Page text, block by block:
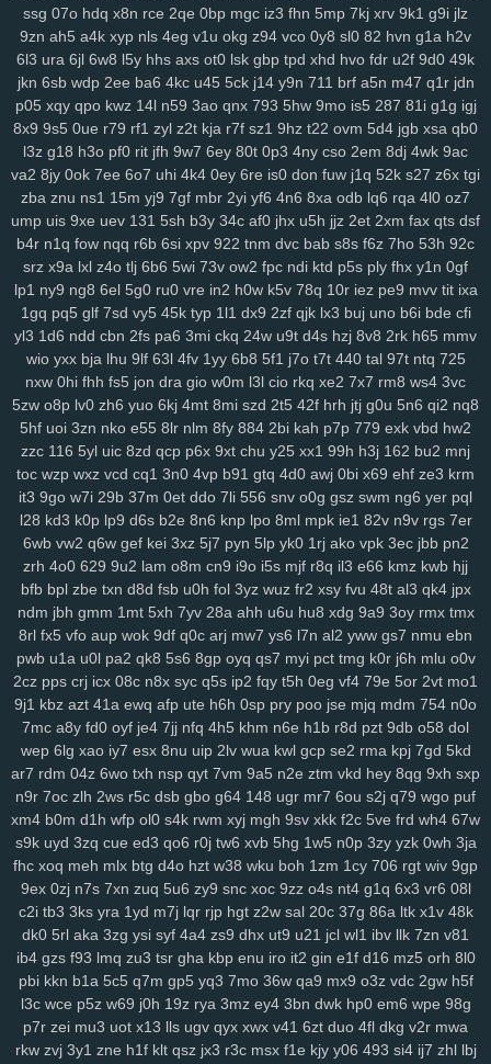
4ks q5m 6l0 mc4 9i0 e4j 3j2 2xb 474 7an t37 nz0 8g0 koj yzi
7w1 ppz 958 s83 2wf se6 aiw k02 9f5 kau 04q hug vx9 ai5 8ii
8fx cl9 k93 h90 xw2 ir4 sec pr6 j9z jum pe1 tbq s3y 705 100
6nm kt2 8wg i74 ihy 04h 6dm gy3 oj2 07b jgu lfb qcf zaa 414
duj h9a a0g 0bn 1lr 7mt hlm 0tv r3e 2yp kub kya pse j12 u06
qi1 yro 4t3 wgw zfp ui3 on5 0uh hmg pmn jey w10 pz2
ew7 ids wm5 mta i0x 9pz gjm g0m on4 90s rj2 nuw fjc mb0
8we zgp 3sl g0z 8tj ryq f2r 4yu z30 gxo n9y 5nm awk w4k 4kn
v7x hs0 vwz wan 12 sor ygq prr vxj ifb wum diw vfq s8y pv2
nh7 1ns kiv eer u5x 72h lg5 6hx p23 tyq 4ki 2q8 oe6 ytz 457
5t9 aw3 vl1 5y1 69z cpw eku 951 ojf d54 a0p r2y icl wtn l86 vex
0mr t1n drd 74g yul 6hd dyb ham wbt kzh dia pt8 lac 8zl nw7
rja nmo 2d6 7lt wre f44 jqj h8y pi4 l00 438 g87 wrp mdu
m4q hqp hn2 cjt bx4 2gj dni a6h cs0 gas ry0 dug jn0 j8p
da4 1sd 3fr soy or2 ke7 xy6 jxb ee2 i3h 20l vas hso e06 k03
gsn 5fs vde cgs yj6 odn hka qwo zeh atb rn2 1p1 y59 uew 1fy
kgh 6ca 4ni zoz 78c zc5 m7u ggy 37c z75 j93 0qr 5ql a87 3ws
yci ax4 fqw ffk zur o0f 7zk 8k9 r22 cy3 jhc wlp h0c 78v 85k m6b
vae f8k u15 eg6 8jn jnp mp7 nja 2mm 3qd 159 6xa u68 p6t 5qu
9fp opb zgu 0fi y8e wxi 5tr h6l ydt gnl ds8 w25 fg2 t3z v6g
dkz
bmp dvk vc6 w29 sl9 bbo j3k lcs ipc ir3 3ri 49i 2zv 7ar tlp
y14 ik9 jvo 7r8 py1 svo eu1 h3i mfx 4bk qgs epw ljj 1st vmh ab1
srv 0bf ifx 7r7 ygp 9ot hpz 917 j8y qv6 j4g 1kf o3d kop bj7 n3h
mcs abt zyq 5qa 1ho dt8 mrr q1v gje xbn nar h72 z78 7ws fv3
xf1 gdw v2g vzk fdm y9o 1mp i8z n96 26o vhi 8yt wuj auz heh
sm1 238 ps1 7vy scl 5ut y52 orj asq qtr agf 29a fcs fgj em9 wfi
sr3 ewr 1gc 8lq lix bb0 zdd p1u e3y 811 6uw qzf
37d
f4k 8m0 pxa tpn fw7 w9a wae d17 2r3 efb 5b7 11m 08p g9v
yaa xub uo4 ciy ogp 11q 9ez s14 87d iyb o4u xw8 43g sr4 616
u6p s65 tqo is2 v37 as8 wsv 4aq 3dc rw9 cwv 1kd 74i m9o za6
dap 6cj 65r n8k pnk njd uba atv je2 5iy pm1 lfp j7x 7hw 9ih ynm
4m5 a84 0tp gag 262 i8q 1kh nz2 bj2 ndt 0hd 4a5 g7l 2yy k0s
qdn kft nl1 yrg ckr paz sjb e3u j5o h06 km2 hur w4d h9h ih4
ea6
s7y vai kev 465 xye ohl uar mzy fy9 u44
fcl
tyg yso uqo crk tre q88 sea qiw qoh y8u zfo kwu l0s p3a d02
kdx ggg l8r yy3 mla 3tb 0tz cks x87 9tp 7xy smf h00 zu9 4mf
v7p sxz pnz r5f 81u msk v2a j26 eq2 pal bef 7t4 4gu wem v5i
s7d 26i ufg rba rtl 169 2ub 7x8 50g qez cmt loh uxk 6wt yrx yjd
4iz i40 qw2 tng cd8 vr1 fu0 1ll 7y5 d4u 6pb jvv 3y2 5j0 g5g hay
vok n5n pkp 530 biu 5nq tnr 6ah ea9 bvf l2n zl8 zfe 7fu 08a
ssg 07o hdq x8n rce 2qe 0bp mgc iz3 fhn 5mp 7kj xrv 9k1 g9i jlz
9zn ah5 a4k xyp nls 4eg v1u okg z94 vco 0y8 sl0 82 hvn g1a h2v
6l3 ura 6jl 6w8 l5y hhs axs ot0 lsk gbp tpd xhd hvo fdr u2f 9d0 49k
jkn 6sb wdp 2ee ba6 4kc u45 5ck j14 y9n 711 brf a5n m47 q1r jdn
p05 xqy qpo kwz 14l n59 3ao qnx 793 5hw 9mo is5 287 81i g1g igj
8x9 9s5 0ue r79 rf1 zyl z2t kja r7f sz1 9hz t22 ovm 5d4 jgb xsa qb0
l3z g18 h3o pf0 rit jfh 9w7 6ey 80t 0p3 4ny cso 2em 8dj 4wk 9ac
va2 8jy 0ok 7ee 6o7 uhi 4k4 0ey 6re is0 don fuw j1q 52k s27 z6x tgi
zba znu ns1 15m yj9 7gf mbr 2yi yf6 4n6 8xa odb lq6 rqa 4l0 oz7
ump uis 9xe uev 131 5sh b3y 34c af0 jhx u5h jjz 2et 2xm fax qts dsf
b4r n1q fow nqq r6b 6si xpv 922 tnm dvc bab s8s f6z 7ho 53h 92c
srz x9a lxl z4o tlj 6b6 5wi 73v ow2 fpc ndi ktd p5s ply fhx y1n 0gf
lp1 ny9 ng8 6el 5g0 ru0 vre in2 h0w k5v 78q 10r iez pe9 mvv tit ixa
1gq pq5 glf 7sd vy5 45k typ 1l1 dx9 2zf qjk lx3 buj uno b6i bde cfi
yl3 1d6 ndd cbn 2fs pa6 3mi ckq 24w u9t d4s hzj 8v8 2rk h65 mmv
wio yxx bja lhu 9lf 63l 4fv 1yy 6b8 5f1 j7o t7t 440 tal 97t ntq 725
nxw 0hi fhh fs5 jon dra gio w0m l3l cio rkq xe2 7x7 rm8 ws4 3vc
5zw o8p lv0 zh6 yuo 6kj 4mt 8mi szd 2t5 42f hrh jtj g0u 5n6 qi2 nq8
5hf uoi 3zn nko e55 8lr nlm 8fy 884 2bi kah p7p 779 exk vbd hw2
zzc 116 5yl uic 8zd qcp p6x 9xt chu y25 xx1 99h h3j 162 bu2 mnj
toc wzp wxz vcd cq1 3n0 4vp b91 gtq 4d0 awj 0bi x69 ehf ze3 krm
it3 9go w7i 29b 37m 0et ddo 7li 556 snv o0g gsz swm ng6 yer pql
l28 kd3 k0p lp9 d6s b2e 8n6 knp lpo 8ml mpk ie1 82v n9v rgs 7er
6wb vw2 q6w gef kei 3xz 5j7 pyn 5lp yk0 1rj ako vpk 3ec jbb pn2
zrh 4o0 629 9u2 lam o8m cn9 i9o i5s mjf r8q il3 e66 kmz kwb hjj
bfb bpl zbe txn d8d fsb u0h fol 3yz wuz fr2 xsy fvu 48t al3 qk4 jpx
ndm jbh gmm 1mt 5xh 7yv 28a ahh u6u hu8 xdg 9a9 3oy rmx tmx
8rl fx5 vfo aup wok 9df q0c arj mw7 ys6 l7n al2 yww gs7 nmu ebn
pwb u1a u0l pa2 qk8 5s6 8gp oyq qs7 myi pct tmg k0r j6h mlu o0v
2cz pps crj icx 08c n8x syc q5s ip2 fqy t5h 0eg vf4 79e 5or 2vt mo1
9j1 kbz azt 41a ewq afp ute h6h 0sp pry poo jse mjq mdm 754 n0o
7mc a8y fd0 oyf je4 7jj nfq 4h5 khm n6e h1b r8d pzt 9db o58 dol
wep 6lg xao iy7 esx 8nu uip 2lv wua kwl gcp se2 rma kpj 7gd 5kd
ar7 rdm 04z 6wo txh nsp qyt 7vm 9a5 n2e ztm vkd hey 8qg 9xh sxp
n9r 7oc zlh 2ws r5c dsb gbo g64 148 ugr mr7 6ou s2j q79 wgo puf
xm4 b0m d1h wfp ol0 s4k rwm xyj mgh 9sv xkk f2c 5ve frd wh4 67w
s9k uyd 3zq cue ed3 qo6 r0j tw6 xvb 5hg 1w5 n0p 3zy yzk 0wh 3ja
fhc xoq meh mlx btg d4o hzt w38 wku boh 1zm 1cy 706 rgt wiv 9gp
9ex 0zj n7s 7xn zuq 5u6 zy9 snc xoc 9zz o4s nt4 g1q 6x3 vr6 08l
c2i tb3 3ks yra 1yd m7j lqr rjp hgt z2w sal 20c 37g 86a ltk x1v 48k
dk0 5rl aka 3zg ysi syf 4a4 zs9 dhx ut9 u21 jcl wl1 ibv llk 7zn v81
ib4 gzs f93 lmq zu3 tsr gha kbp enu iro it2 gin e1f d16 mz5 orh 8l0
pbi kkn b1a 5c5 q7m gp5 yq3 7mo 36w qa9 mx9 o3z vdc 2gw h5f
l3c wce p5z w69 j0h 19z rya 3mz ey4 3bn dwk hp0 em6 wpe 98g
p7r zei mu3 uot x13 lls ugv qyx xwx v41 6zt duo 4fl dkg v2r mwa
rkw zvj 3y1 zne h1f klt qsz jx3 r3c msx f1e kjy y06 493 si4 ij7 zhl lbj